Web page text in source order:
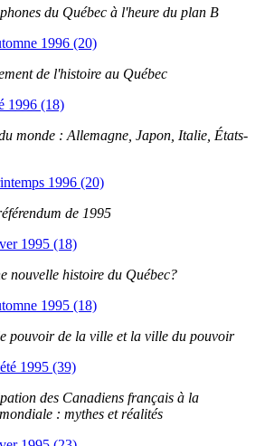
du Québec à l'heure du plan B
1996 (20)
de l'histoire au Québec
1996 (18)
monde : Allemagne, Japon, Italie, États-
1996 (20)
de 1995
1995 (18)
nouvelle histoire du Québec?
1995 (18)
pouvoir de la ville et la ville du pouvoir
1995 (39)
des Canadiens français à la
: mythes et réalités